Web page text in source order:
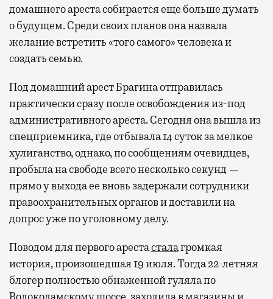
Бизнес-зал становится местом, где можно
провести переговоры, поработать или просто
выпить кофе, наблюдая сквозь панорамные
окна за тем, как взлетают и садятся
в лаунжах. В аэропортах их обычно
несколько — в разных зонах воздушных
гаваней. На некоторых вокзалах — тоже.
Лаунжи доступны на Ленинградском,
Павелецком, Казанском, Ярославском
и Курском вокзалах.Попасть в бизнес-залы
могут держатели карт Mir Supreme. Причем
не только в столице. Всего доступно более
1000 бизнес-залов по всему миру.
домашнего ареста собирается еще больше думать
о будущем. Среди своих планов она назвала
желание встретить «того самого» человека и
создать семью.
Под домашний арест Брагина отправилась
практически сразу после освобождения из-под
административного ареста. Сегодня она вышла из
спецприемника, где отбывала 14 суток за мелкое
хулиганство, однако, по сообщениям очевидцев,
пробыла на свободе всего несколько секунд —
прямо у выхода ее вновь задержали сотрудники
правоохранительных органов и доставили на
допрос уже по уголовному делу.
Поводом для первого арестасталагромкая
история, произошедшая 19 июля. Тогда 22-летняя
блогер полностью обнаженной гуляла по